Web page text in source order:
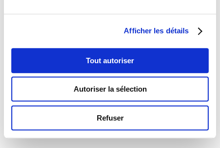
Afficher les détails
Tout autoriser
Autoriser la sélection
Refuser